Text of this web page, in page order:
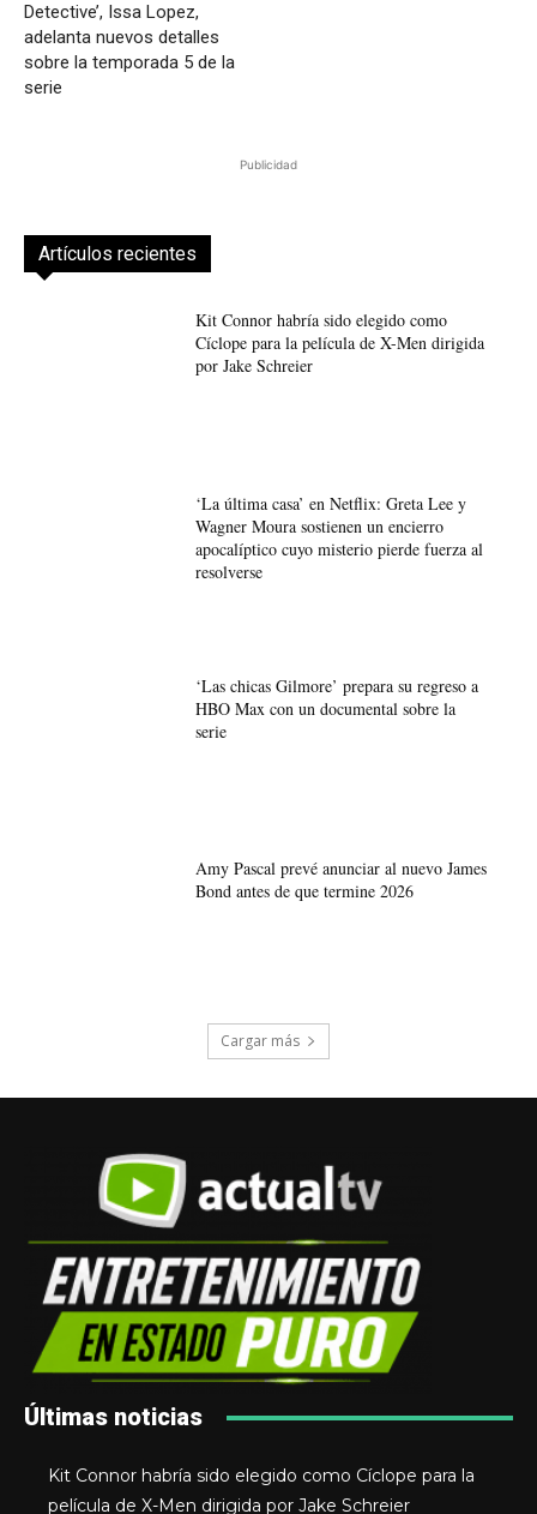
Detective’, Issa Lopez,
adelanta nuevos detalles
sobre la temporada 5 de la
serie
Publicidad
Artículos recientes
Kit Connor habría sido elegido como
Cíclope para la película de X-Men dirigida
por Jake Schreier
‘La última casa’ en Netflix: Greta Lee y
Wagner Moura sostienen un encierro
apocalíptico cuyo misterio pierde fuerza al
resolverse
‘Las chicas Gilmore’ prepara su regreso a
HBO Max con un documental sobre la
serie
Amy Pascal prevé anunciar al nuevo James
Bond antes de que termine 2026
Cargar más
Últimas noticias
Kit Connor habría sido elegido como Cíclope para la
película de X-Men dirigida por Jake Schreier